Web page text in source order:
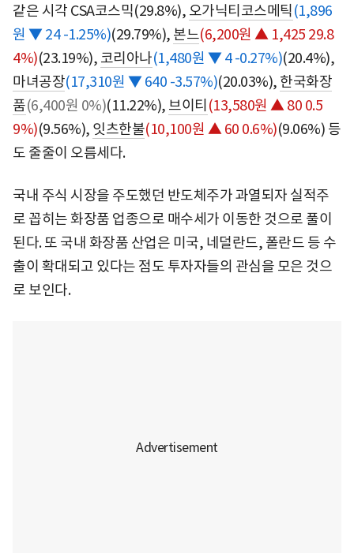
같은 시각 CSA코스믹(29.8%), 오가닉티코스메틱(1,896
원 ▼ 24 -1.25%)(29.79%), 본느(6,200원 ▲ 1,425 29.8
4%)(23.19%), 코리아나(1,480원 ▼ 4 -0.27%)(20.4%),
마녀공장(17,310원 ▼ 640 -3.57%)(20.03%), 한국화장
품(6,400원 0%)(11.22%), 브이티 (13,580원 ▲ 80 0.5
9%)(9.56%), 잇츠한불(10,100원 ▲ 60 0.6%)(9.06%) 등
도 줄줄이 오름세다.
국내 주식 시장을 주도했던 반도체주가 과열되자 실적주
로 꼽히는 화장품 업종으로 매수세가 이동한 것으로 풀이
된다. 또 국내 화장품 산업은 미국, 네덜란드, 폴란드 등 수
출이 확대되고 있다는 점도 투자자들의 관심을 모은 것으
로 보인다.